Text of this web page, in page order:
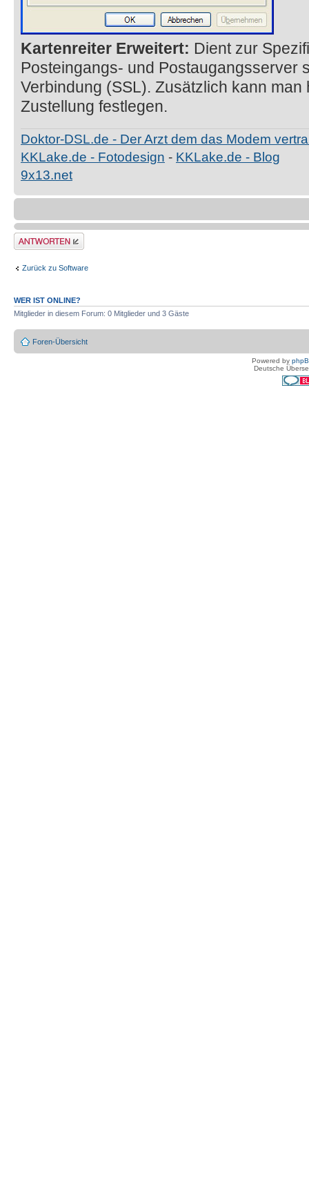
Kartenreiter Erweitert: Dient zur
Posteingangs- und Postaugangsserver
Verbindung (SSL). Zusätzlich kann
Zustellung festlegen.
Doktor-DSL.de - Der Arzt dem das Modem
KKLake.de - Fotodesign - KKLake.de - Blog
9x13.net
Antwort erstellen
Zurück zu Software
WER IST ONLINE?
Mitglieder in diesem Forum: 0 Mitglieder und 3 Gäste
Foren-Übersicht
Powered by
Deutsche